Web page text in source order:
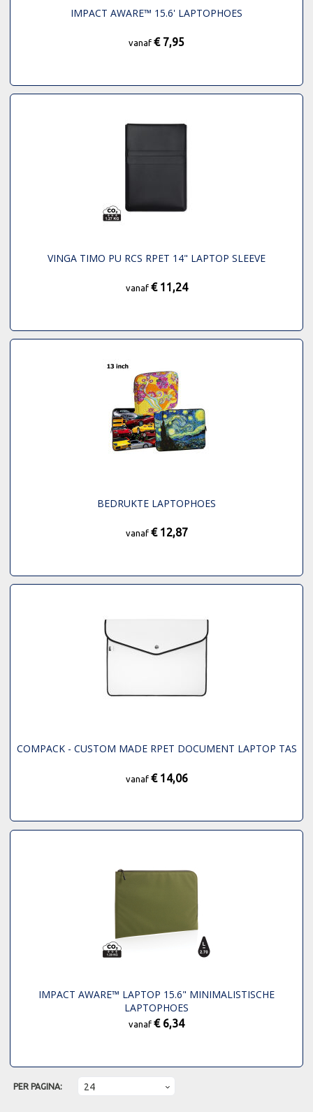
IMPACT AWARE™ 15.6' LAPTOPHOES
vanaf € 7,95
VINGA TIMO PU RCS RPET 14" LAPTOP SLEEVE
vanaf € 11,24
BEDRUKTE LAPTOPHOES
vanaf € 12,87
COMPACK - CUSTOM MADE RPET DOCUMENT LAPTOP TAS
vanaf € 14,06
IMPACT AWARE™ LAPTOP 15.6" MINIMALISTISCHE
LAPTOPHOES
vanaf € 6,34
PER PAGINA: